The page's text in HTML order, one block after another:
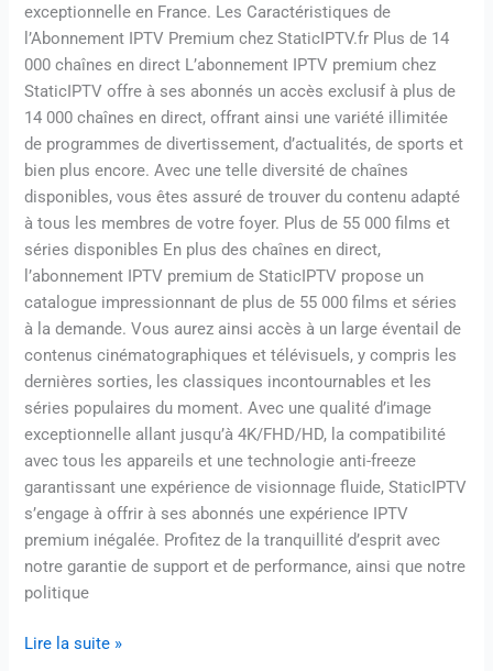
exceptionnelle en France. Les Caractéristiques de
l’Abonnement IPTV Premium chez StaticIPTV.fr Plus de 14
000 chaînes en direct L’abonnement IPTV premium chez
StaticIPTV offre à ses abonnés un accès exclusif à plus de
14 000 chaînes en direct, offrant ainsi une variété illimitée
de programmes de divertissement, d’actualités, de sports et
bien plus encore. Avec une telle diversité de chaînes
disponibles, vous êtes assuré de trouver du contenu adapté
à tous les membres de votre foyer. Plus de 55 000 films et
séries disponibles En plus des chaînes en direct,
l’abonnement IPTV premium de StaticIPTV propose un
catalogue impressionnant de plus de 55 000 films et séries
à la demande. Vous aurez ainsi accès à un large éventail de
contenus cinématographiques et télévisuels, y compris les
dernières sorties, les classiques incontournables et les
séries populaires du moment. Avec une qualité d’image
exceptionnelle allant jusqu’à 4K/FHD/HD, la compatibilité
avec tous les appareils et une technologie anti-freeze
garantissant une expérience de visionnage fluide, StaticIPTV
s’engage à offrir à ses abonnés une expérience IPTV
premium inégalée. Profitez de la tranquillité d’esprit avec
notre garantie de support et de performance, ainsi que notre
politique
Lire la suite »